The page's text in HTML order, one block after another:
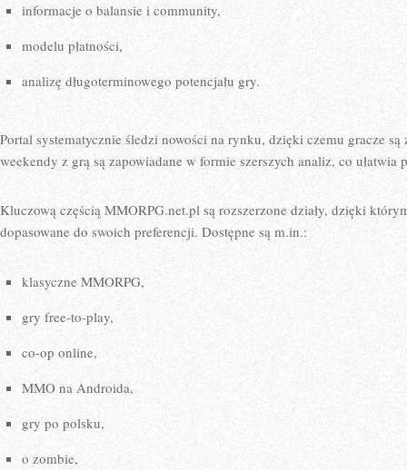
informacje o balansie i community,
modelu płatności,
analizę długoterminowego potencjału gry.
Portal systematycznie śledzi nowości na rynku, dzięki czemu gracze są
weekendy z grą są zapowiadane w formie szerszych analiz, co ułatwia
Kluczową częścią MMORPG.net.pl są rozszerzone działy, dzięki
dopasowane do swoich preferencji. Dostępne są m.in.:
klasyczne MMORPG,
gry free-to-play,
co-op online,
MMO na Androida,
gry po polsku,
o zombie,